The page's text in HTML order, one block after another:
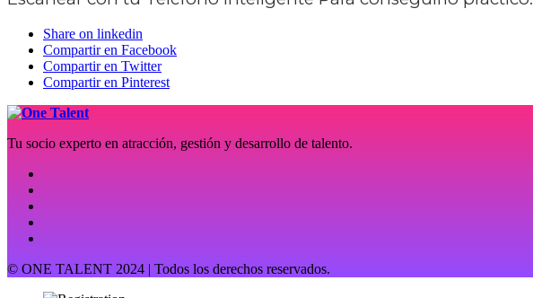
Share on linkedin
Compartir en Facebook
Compartir en Twitter
Compartir en Pinterest
Tu socio experto en atracción, gestión y desarrollo de talento.
© ONE TALENT 2024 | Todos los derechos reservados.